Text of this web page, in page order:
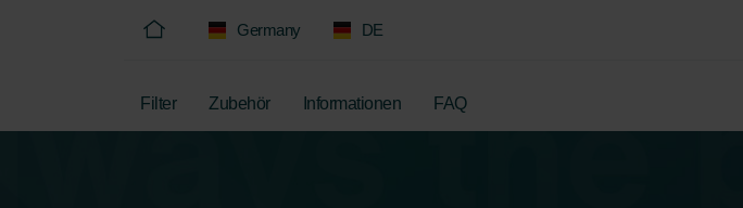
Germany DE
Filter Zubehör Informationen FAQ